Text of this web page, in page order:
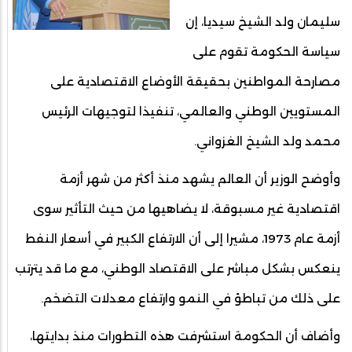
سليمان ولد الشيخ سيديا، إن
سياسة الحكومة تقوم على
مصارحة المواطنين بحقيقة الأوضاع الاقتصادية على
المستويين الوطني والعالمي، تنفيذا لتوجيهات الرئيس
محمد ولد الشيخ الغزواني.
وأوضح الوزير أن العالم يشهد منذ أكثر من شهر أزمة
اقتصادية غير مسبوقة، لا يضاهيها من حيث التأثير سوى
أزمة عام 1973، مشيرا إلى أن الارتفاع الكبير في أسعار النفط
ينعكس بشكل مباشر على الاقتصاد الوطني، مع ما قد يترتب
على ذلك من تباطؤ في النمو وارتفاع معدلات التضخم.
وأضاف أن الحكومة استشرفت هذه التطورات منذ بدايتها،